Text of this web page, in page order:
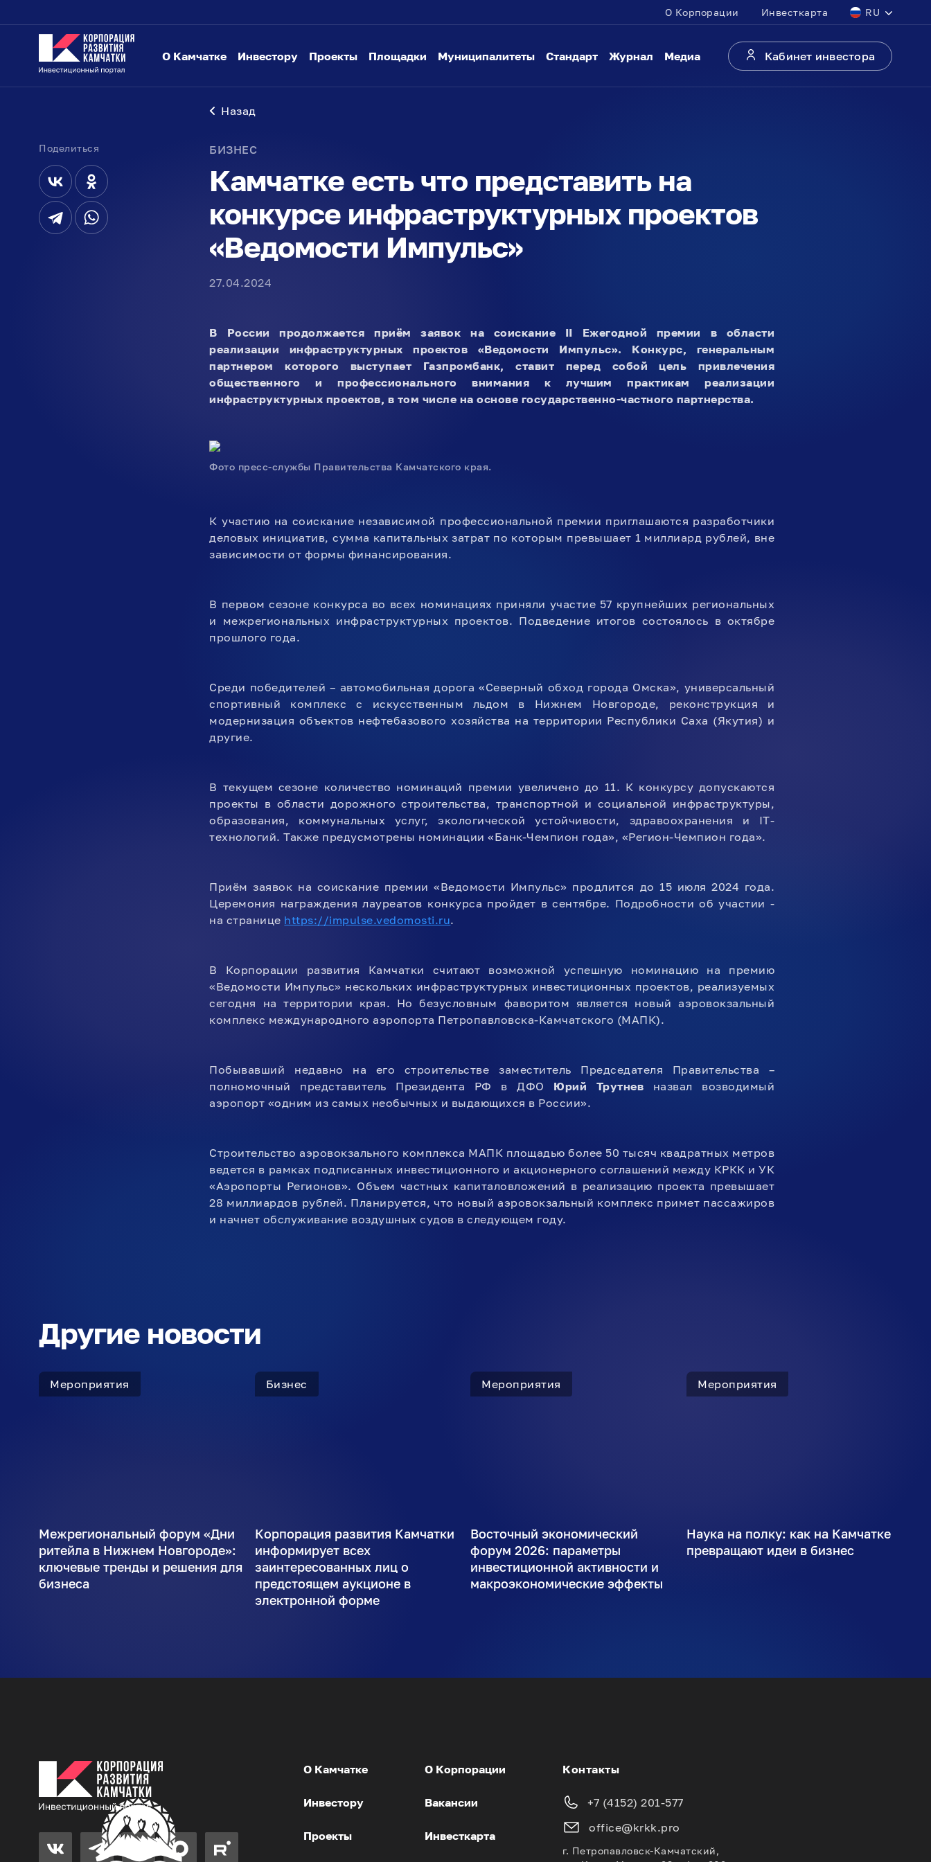
О Корпорации Инвесткарта RU
О Камчатке Инвестору Проекты Площадки Муниципалитеты Стандарт Журнал Медиа Кабинет инвестора
Поделиться
Назад
БИЗНЕС
Камчатке есть что представить на
конкурсе инфраструктурных проектов
«Ведомости Импульс»
27.04.2024
В России продолжается приём заявок на соискание II Ежегодной премии в области
реализации инфраструктурных проектов «Ведомости Импульс». Конкурс, генеральным
партнером которого выступает Газпромбанк, ставит перед собой цель привлечения
общественного и профессионального внимания к лучшим практикам реализации
инфраструктурных проектов, в том числе на основе государственно-частного партнерства.
Фото пресс-службы Правительства Камчатского края.
К участию на соискание независимой профессиональной премии приглашаются разработчики
деловых инициатив, сумма капитальных затрат по которым превышает 1 миллиард рублей, вне
зависимости от формы финансирования.
В первом сезоне конкурса во всех номинациях приняли участие 57 крупнейших региональных
и межрегиональных инфраструктурных проектов. Подведение итогов состоялось в октябре
прошлого года.
Среди победителей – автомобильная дорога «Северный обход города Омска», универсальный
спортивный комплекс с искусственным льдом в Нижнем Новгороде, реконструкция и
модернизация объектов нефтебазового хозяйства на территории Республики Саха (Якутия) и
другие.
В текущем сезоне количество номинаций премии увеличено до 11. К конкурсу допускаются
проекты в области дорожного строительства, транспортной и социальной инфраструктуры,
образования, коммунальных услуг, экологической устойчивости, здравоохранения и IT-
технологий. Также предусмотрены номинации «Банк-Чемпион года», «Регион-Чемпион года».
Приём заявок на соискание премии «Ведомости Импульс» продлится до 15 июля 2024 года.
Церемония награждения лауреатов конкурса пройдет в сентябре. Подробности об участии -
на странице https://impulse.vedomosti.ru.
В Корпорации развития Камчатки считают возможной успешную номинацию на премию
«Ведомости Импульс» нескольких инфраструктурных инвестиционных проектов, реализуемых
сегодня на территории края. Но безусловным фаворитом является новый аэровокзальный
комплекс международного аэропорта Петропавловска-Камчатского (МАПК).
Побывавший недавно на его строительстве заместитель Председателя Правительства –
полномочный представитель Президента РФ в ДФО Юрий Трутнев назвал возводимый
аэропорт «одним из самых необычных и выдающихся в России».
Строительство аэровокзального комплекса МАПК площадью более 50 тысяч квадратных метров
ведется в рамках подписанных инвестиционного и акционерного соглашений между КРКК и УК
«Аэропорты Регионов». Объем частных капиталовложений в реализацию проекта превышает
28 миллиардов рублей. Планируется, что новый аэровокзальный комплекс примет пассажиров
и начнет обслуживание воздушных судов в следующем году.
Другие новости
Мероприятия
Межрегиональный форум «Дни
ритейла в Нижнем Новгороде»:
ключевые тренды и решения для
бизнеса
Бизнес
Корпорация развития Камчатки
информирует всех
заинтересованных лиц о
предстоящем аукционе в
электронной форме
Мероприятия
Восточный экономический
форум 2026: параметры
инвестиционной активности и
макроэкономические эффекты
Мероприятия
Наука на полку: как на Камчатке
превращают идеи в бизнес
О Камчатке
Инвестору
Проекты
О Корпорации
Вакансии
Инвесткарта
Контакты
+7 (4152) 201-577
office@krkk.pro
г. Петропавловск-Камчатский,